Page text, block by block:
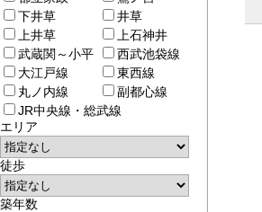
下井草
井草
上井草
上石神井
武蔵関～小平
西武池袋線
大江戸線
東西線
丸ノ内線
副都心線
JR中央線・総武線
エリア
徒歩
築年数